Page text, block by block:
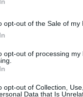
opt-out of the Sale of my
opt-out of processing
opt-out of Collection,
Data that Is
az elérhető